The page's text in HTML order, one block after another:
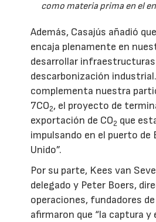
como materia prima en el
Además, Casajús añadió
encaja plenamente en
desarrollar
descarbonización
complementa nuestra
7CO2, el proyecto de
exportación de CO2 que
impulsando en el puerto de
Unido”.
Por su parte, Kees van
delegado y Peter Boers,
operaciones, fundadores de
afirmaron que “la captura y